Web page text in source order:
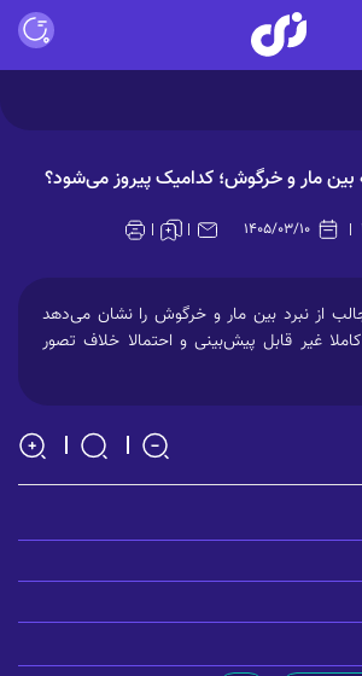
Play
Video
بین مار و خرگوش؛ کدامیک پیروز می‌شود؟
۱۴۰۵/۰۳/۱۰
از نبرد بین مار و خرگوش را نشان می‌دهد
غیر قابل پیش‌بینی و احتمالا خلاف تصور
https://